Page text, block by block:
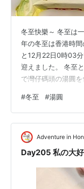
冬至快樂～ 冬至は
年の冬至は香港時
と12月22日0時03
迎えました。 冬至
で灣仔碼頭の湯圓を
#冬至 #湯圓
Adventure in
Day205 私の大